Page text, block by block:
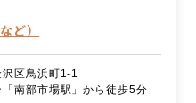
ど）
区鳥浜町1-1
南部市場駅」から徒歩5分